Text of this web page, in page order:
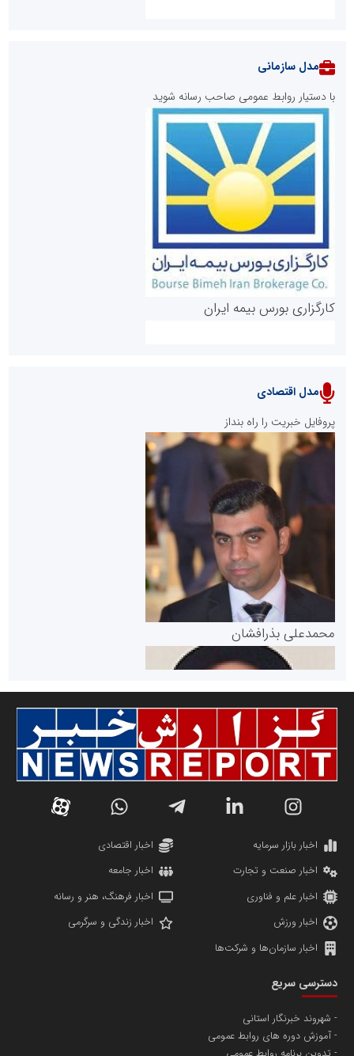
روابط عمومی خبرگزاری گزارش خبر
پایگاه خبری نهضت ملی مسکن
پایگاه خبری گفتمان یزد
دانشگاه سئوی ایران
مدل سازمانی
با دستیار روابط عمومی صاحب رسانه شوید
کارگزاری بورس بیمه ایران
سازمان بورس و اوراق بهادار
مرجع اخبار موثق در بازارسرمایه
سازمان صنعت،معدن و تجارت
تامین آهن اسفنجی تولیدکنندگان فولاد در کشور
مدل اقتصادی
پروفایل خبریت را راه بنداز
محمدعلی بذرافشان
مریم حاج نوروز نظری
اخبار بازار سرمایه
اخبار اقتصادی
اخبار صنعت و تجارت
اخبار جامعه
اخبار علم و فناوری
اخبار فرهنگ، هنر و رسانه
اخبار ورزش
اخبار زندگی و سرگرمی
اخبار سازمان‌ها و شرکت‌ها
دسترسی سریع
شهروند خبرنگار استانی
آموزش دوره های روابط عمومی